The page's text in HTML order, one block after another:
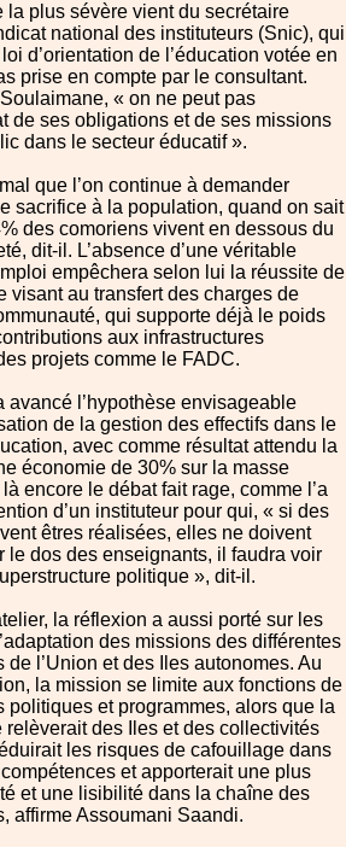
la plus sévère vient du secrétaire
national des instituteurs (Snic), qui
d’orientation de l’éducation votée en
prise en compte par le consultant.
« on ne peut pas
de ses obligations et de ses missions
dans le secteur éducatif ».
que l’on continue à demander
sacrifice à la population, quand on sait
des comoriens vivent en dessous du
dit-il. L’absence d’une véritable
empêchera selon lui la réussite de
visant au transfert des charges de
qui supporte déjà le poids
aux infrastructures
projets comme le FADC.
avancé l’hypothèse envisageable
de la gestion des effectifs dans le
avec comme résultat attendu la
économie de 30% sur la masse
encore le débat fait rage, comme l’a
d’un instituteur pour qui, « si des
êtres réalisées, elles ne doivent
le dos des enseignants, il faudra voir
politique », dit-il.
la réflexion a aussi porté sur les
des missions des différentes
de l’Union et des Iles autonomes. Au
la mission se limite aux fonctions de
politiques et programmes, alors que la
des Iles et des collectivités
les risques de cafouillage dans
et apporterait une plus
et une lisibilité dans la chaîne des
affirme Assoumani Saandi.